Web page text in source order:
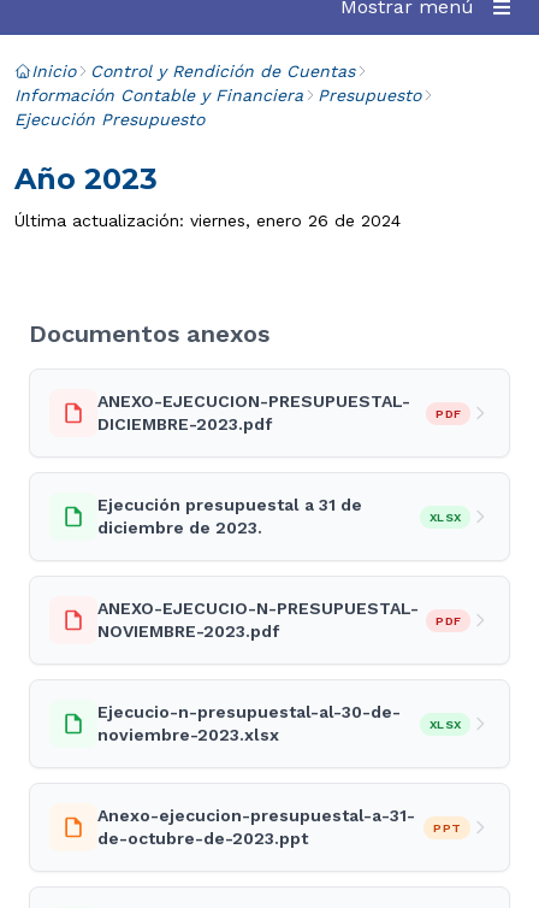
Mostrar menú
Inicio
Control y Rendición de Cuentas
Información Contable y Financiera
Presupuesto
Ejecución Presupuesto
Año 2023
Última actualización: viernes, enero 26 de 2024
Documentos anexos
ANEXO-EJECUCION-PRESUPUESTAL-
DICIEMBRE-2023.pdf
PDF
Ejecución presupuestal a 31 de
diciembre de 2023.
XLSX
ANEXO-EJECUCIO-N-PRESUPUESTAL-
NOVIEMBRE-2023.pdf
PDF
Ejecucio-n-presupuestal-al-30-de-
noviembre-2023.xlsx
XLSX
Anexo-ejecucion-presupuestal-a-31-
de-octubre-de-2023.ppt
PPT